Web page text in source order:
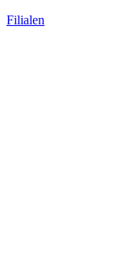
Filialen